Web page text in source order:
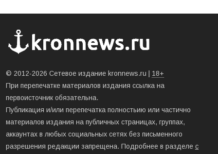
© 2012-2026 Сетевое издание kronnews.ru | 18+
При перепечатке материалов издания ссылка на
первоисточник обязательна.
Публикация и/или перепечатка полностьию или частично
материалов издания на публичных страницах, группах,
аккаунтах в любых социальных сетях без письменного
разрешения редакции запрещена. Подробнее в разделе с